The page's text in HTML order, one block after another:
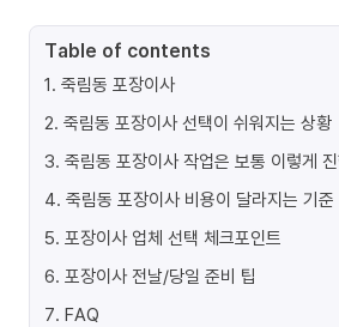
Table of contents
1. 죽림동 포장이사
2. 죽림동 포장이사 선택이 쉬워지는 상황
3. 죽림동 포장이사 작업은 보통 이렇게
4. 죽림동 포장이사 비용이 달라지는 기준
5. 포장이사 업체 선택 체크포인트
6. 포장이사 전날/당일 준비 팁
7. FAQ